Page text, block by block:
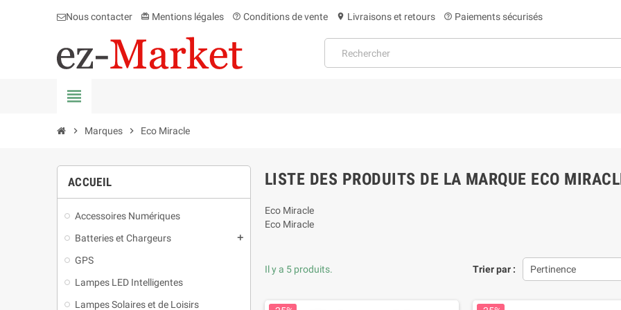
Nous contacter card_giftcard Mentions légales help_outline Conditions de vente location_on Livraisons et retours help_outline Paiements sécurisés
view_headline
chevron_right Marques chevron_right Eco Miracle
ACCUEIL
Accessoires Numériques
Batteries et Chargeurs
add
GPS
Lampes LED Intelligentes
Lampes Solaires et de Loisirs
LISTE DES PRODUITS DE LA MARQUE ECO
Eco Miracle
Eco Miracle
Trier par : Pertinence
Il y a 5 produits.